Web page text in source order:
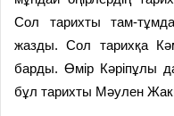
Сол тарихты там-
жазды. Сол тарихқа
барды. Өмір Кәріпұлы
бұл тарихты Мәулен